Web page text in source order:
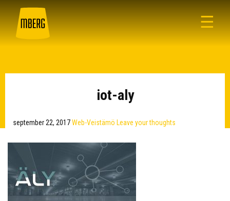
☰
iot-aly
september 22, 2017Web-Veistämö Leave your thoughts